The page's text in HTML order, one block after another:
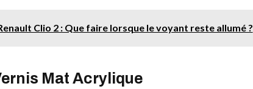
Clio 2 : Que faire lorsque le voyant reste allumé ?
Mat Acrylique